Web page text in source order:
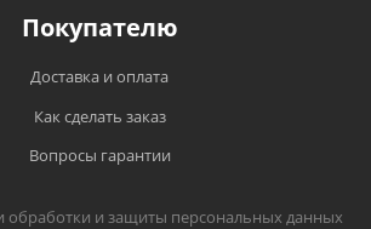
Покупателю
Доставка и оплата
Как сделать заказ
Вопросы гарантии
обработки и защиты персональных данных